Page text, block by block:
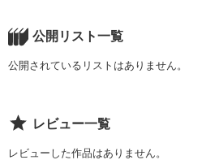
今回は半フィクションです。
自分の良いように作りかえましたｗｗｗ
公開リスト一覧
公開されているリストはありません。
レビュー一覧
レビューした作品はありません。